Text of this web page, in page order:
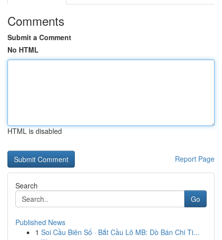
Comments
Submit a Comment
No HTML
HTML is disabled
Report Page
Search
Go
Published News
1 Soi Cầu Biên Số · Bắt Cầu Lô MB: Dò Bán Chi Ti...